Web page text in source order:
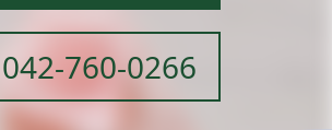
042-760-0266